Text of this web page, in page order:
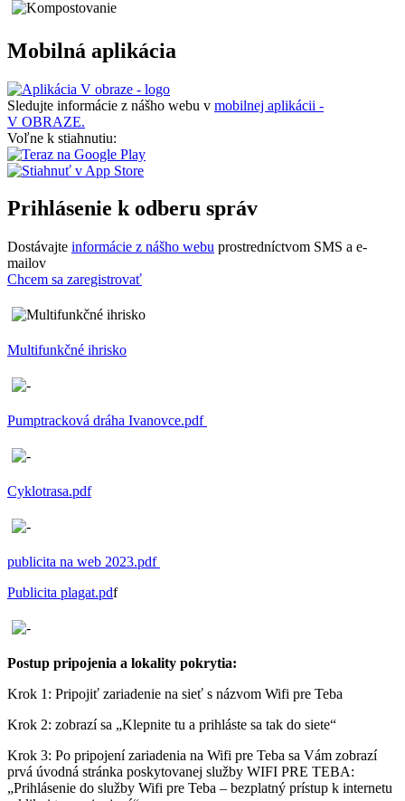
Mobilná aplikácia
Sledujte informácie z nášho webu v mobilnej aplikácii -
V OBRAZE.
Voľne k stiahnutiu:
Prihlásenie k odberu správ
Dostávajte informácie z nášho webu prostredníctvom SMS a e-
mailov
Chcem sa zaregistrovať
Multifunkčné ihrisko
Pumptracková dráha Ivanovce.pdf
Cyklotrasa.pdf
publicita na web 2023.pdf
Publicita plagat.pdf
Postup pripojenia a lokality pokrytia:
Krok 1: Pripojiť zariadenie na sieť s názvom Wifi pre Teba
Krok 2: zobrazí sa „Klepnite tu a prihláste sa tak do siete“
Krok 3: Po pripojení zariadenia na Wifi pre Teba sa Vám zobrazí
prvá úvodná stránka poskytovanej služby WIFI PRE TEBA:
„Prihlásenie do služby Wifi pre Teba – bezplatný prístup k internetu